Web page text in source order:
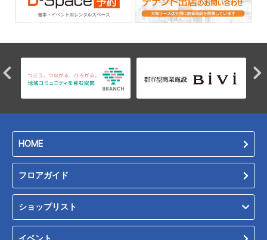
HOME
フロアガイド
ショップリスト